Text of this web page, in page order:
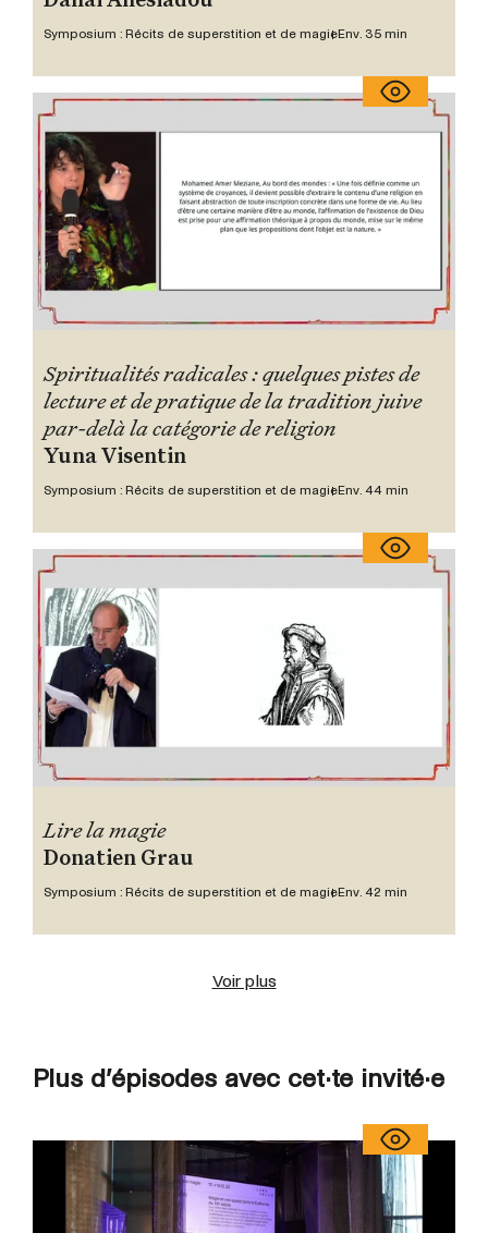
Symposium : Récits de superstition et de magieEnv. 35 min
Spiritualités radicales : quelques pistes de
lecture et de pratique de la tradition juive
par-delà la catégorie de religion
Yuna Visentin
Symposium : Récits de superstition et de magieEnv. 44 min
Lire la magie
Donatien Grau
Symposium : Récits de superstition et de magieEnv. 42 min
Voir plus
Plus d’épisodes avec cet·te invité·e